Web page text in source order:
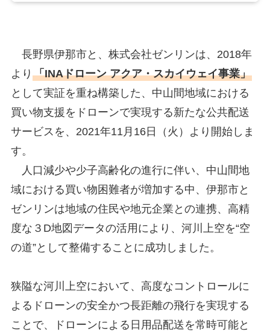
長野県伊那市と、株式会社ゼンリンは、2018年
より 「INAドローン アクア・スカイウェイ事業」
として実証を重ね構築した、中山間地域における
買い物支援をドローンで実現する新たな公共配送
サービスを、2021年11月16日（火）より開始しま
す。
人口減少や少子高齢化の進行に伴い、中山間地
域における買い物困難者が増加する中、伊那市と
ゼンリンは地域の住民や地元企業との連携、高精
度な３D地図データの活用により、河川上空を“空
の道”として整備することに成功しました。
狭隘な河川上空において、高度なコントロールに
よるドローンの安全かつ長距離の飛行を実現する
ことで、ドローンによる日用品配送を常時可能と